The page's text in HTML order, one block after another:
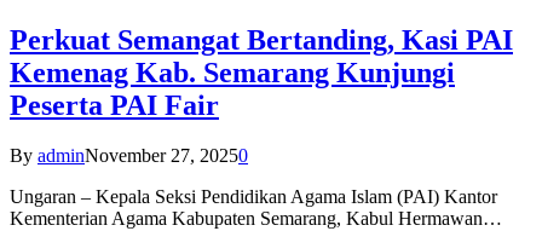
Perkuat Semangat Bertanding, Kasi PAI
Kemenag Kab. Semarang Kunjungi
Peserta PAI Fair
By adminNovember 27, 20250
Ungaran – Kepala Seksi Pendidikan Agama Islam (PAI) Kantor
Kementerian Agama Kabupaten Semarang, Kabul Hermawan…